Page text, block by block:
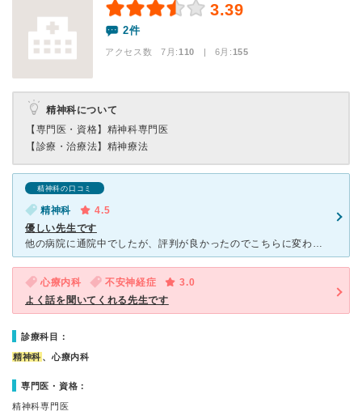
3.39
2件
アクセス数 7月:110 | 6月:155
精神科について
【専門医・資格】 精神科専門医
【診療・治療法】 精神療法
精神科の口コミ
精神科
4.5
優しい先生です
他の病院に通院中でしたが、評判が良かったのでこちらに変わりました。とても優しい先生で話しやすいです。話を聞いてくれます。お薬もわかりやすく教えてくれました。こういう病院は先生も病院の人も、高圧的なとこ
心療内科 不安神経症
3.0
よく話を聞いてくれる先生です
診療科目：
精神科 、心療内科
専門医・資格：
精神科専門医